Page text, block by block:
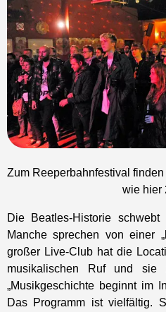
Zum Reeperbahnfestival
wie hier
Die Beatles-Historie
Manche sprechen von einer
großer Live-Club hat die
musikalischen Ruf und sie
„Musikgeschichte beginnt im
Das Programm ist vielfältig.